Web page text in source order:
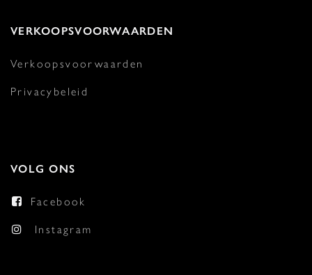
VERKOOPSVOORWAARDEN
Verkoopsvoorwaarden
Privacybeleid
VOLG ONS
Facebook
Instagram